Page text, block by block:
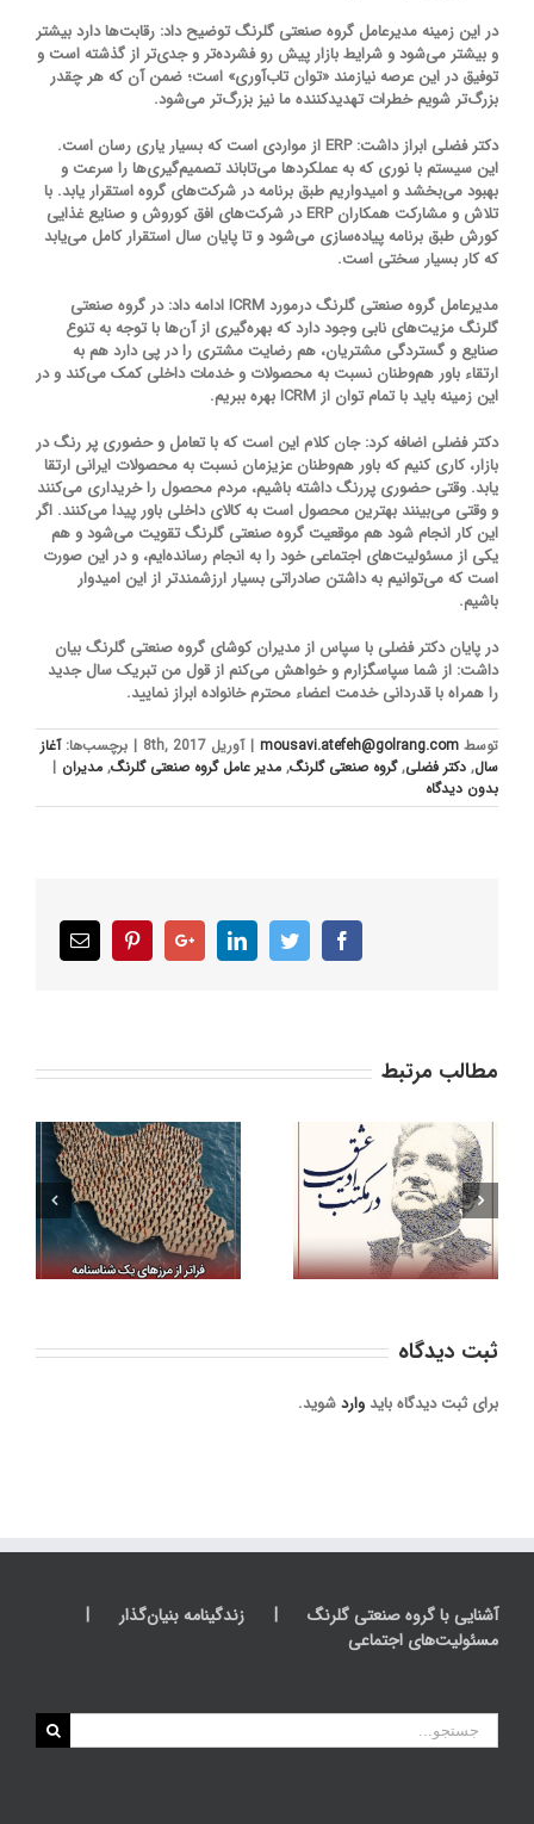
در این زمینه مدیرعامل گروه صنعتی گلرنگ توضیح داد: رقابت‌ها دارد بیشتر
و بیشتر می‌شود و شرایط بازار پیش رو فشرده‌تر و جدی‌تر از گذشته است و
توفیق در این عرصه نیازمند «توان تاب‌آوری» است؛ ضمن آن که هر چقدر
بزرگ‌تر شویم خطرات تهدیدکننده ما نیز بزرگ‌تر می‌شود.
دکتر فضلی ابراز داشت: ERP از مواردی است که بسیار یاری رسان است.
این سیستم با نوری که به عملکردها می‌تاباند تصمیم‌گیری‌ها را سرعت و
بهبود می‌بخشد و امیدواریم طبق برنامه در شرکت‌های گروه استقرار یابد. با
تلاش و مشاركت همكاران ERP در شركت‌های افق كوروش و صنایع غذایی
كورش طبق برنامه پیاده‌سازی می‌شود و تا پایان سال استقرار كامل می‌یابد
كه كار بسیار سختی است.
مدیرعامل گروه صنعتی گلرنگ درمورد ICRM ادامه داد: در گروه صنعتی
گلرنگ مزیت‌های نابی وجود دارد که بهره‌گیری از آن‌ها با توجه به تنوع
صنایع و گستردگی مشتریان، هم رضایت مشتری را در پی دارد هم به
ارتقاء باور هم‌وطنان نسبت به محصولات و خدمات داخلی کمک می‌کند و در
این زمینه باید با تمام توان از ICRM بهره ببریم.
دکتر فضلی اضافه کرد: جان کلام این است که با تعامل و حضوری پر رنگ در
بازار، کاری کنیم که باور هم‌وطنان عزیزمان نسبت به محصولات ایرانی ارتقا
یابد. وقتی حضوری پررنگ داشته باشیم، مردم محصول را خریداری می‌کنند
و وقتی می‌بینند بهترین محصول است به کالای داخلی باور پیدا می‌کنند. اگر
این کار انجام شود هم موقعیت گروه صنعتی گلرنگ تقویت می‌شود و هم
یکی از مسئولیت‌های اجتماعی خود را به انجام رسانده‌ایم، و در این صورت
است که می‌توانیم به داشتن صادراتی بسیار ارزشمندتر از این امیدوار
باشیم.
در پایان دکتر فضلی با سپاس از مدیران کوشای گروه صنعتی گلرنگ بیان
داشت: از شما سپاسگزارم و خواهش می‌کنم از قول من تبریک سال جدید
را همراه با قدردانی‌ خدمت اعضاء محترم خانواده ابراز نمایید.
توسط mousavi.atefeh@golrang.com
| آوریل 8th, 2017 | برچسب‌ها:آغاز
سال, دکتر فضلی,گروه صنعتی گلرنگ, مدیر عامل گروه صنعتی گلرنگ, مدیران |
بدون ديدگاه
Facebook
Twitter
LinkedIn
Google+
Pinterest
Email
مطالب مرتبط
ره‌نمای یازدهم؛ در مکتب
ادیب عشق
ره‌‌آفرین؛ از دیرباز، تا
امروز، برای فردا
ثبت ديدگاه
برای ثبت دیدگاه باید واردشوید.
آشنایی با گروه صنعتی گلرنگ
زندگینامه بنیان‌گذار
مسئولیت‌های اجتماعی
جستجو
برای: